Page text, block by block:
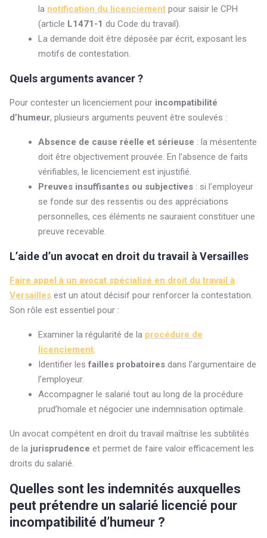
la notification du licenciement pour saisir le CPH
(article L1471-1 du Code du travail).
La demande doit être déposée par écrit, exposant les
motifs de contestation.
Quels arguments avancer ?
Pour contester un licenciement pour incompatibilité
d’humeur, plusieurs arguments peuvent être soulevés :
Absence de cause réelle et sérieuse : la mésentente
doit être objectivement prouvée. En l’absence de faits
vérifiables, le licenciement est injustifié.
Preuves insuffisantes ou subjectives : si l’employeur
se fonde sur des ressentis ou des appréciations
personnelles, ces éléments ne sauraient constituer une
preuve recevable.
L’aide d’un avocat en droit du travail à Versailles
Faire appel à un avocat spécialisé en droit du travail à
Versailles est un atout décisif pour renforcer la contestation.
Son rôle est essentiel pour :
Examiner la régularité de la procédure de
licenciement.
Identifier lesfailles probatoires dans l’argumentaire de
l’employeur.
Accompagner le salarié tout au long de la procédure
prud’homale et négocier une indemnisation optimale.
Un avocat compétent en droit du travail maîtrise les subtilités
de la jurisprudence et permet de faire valoir efficacement les
droits du salarié.
Quelles sont les indemnités auxquelles
peut prétendre un salarié licencié pour
incompatibilité d’humeur ?